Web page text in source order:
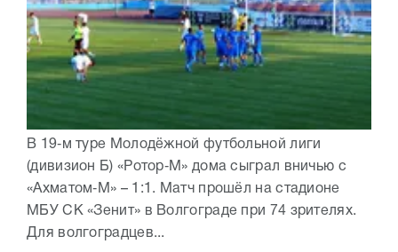
В 19‑м туре Молодёжной футбольной лиги
(дивизион Б) «Ротор‑М» дома сыграл вничью с
«Ахматом‑М» – 1:1. Матч прошёл на стадионе
МБУ СК «Зенит» в Волгограде при 74 зрителях.
Для волгоградцев...